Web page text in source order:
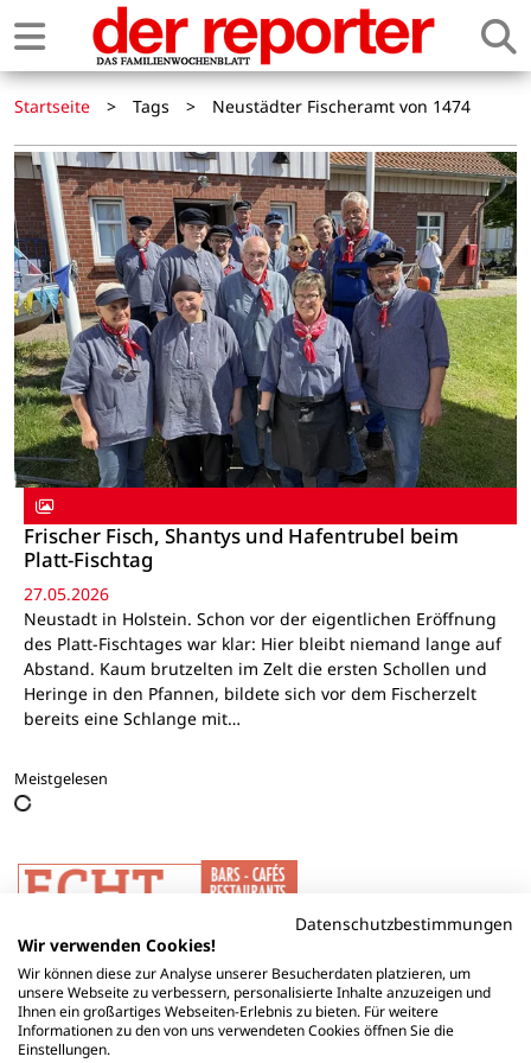
Startseite > Tags > Neustädter Fischeramt von 1474
Frischer Fisch, Shantys und Hafentrubel beim
Platt-Fischtag
27.05.2026
Neustadt in Holstein. Schon vor der eigentlichen Eröffnung
des Platt-Fischtages war klar: Hier bleibt niemand lange auf
Abstand. Kaum brutzelten im Zelt die ersten Schollen und
Heringe in den Pfannen, bildete sich vor dem Fischerzelt
bereits eine Schlange mit…
Meistgelesen
Datenschutzbestimmungen
Wir verwenden Cookies!
Wir können diese zur Analyse unserer Besucherdaten platzieren, um
unsere Webseite zu verbessern, personalisierte Inhalte anzuzeigen und
Ihnen ein großartiges Webseiten-Erlebnis zu bieten. Für weitere
Informationen zu den von uns verwendeten Cookies öffnen Sie die
Einstellungen.